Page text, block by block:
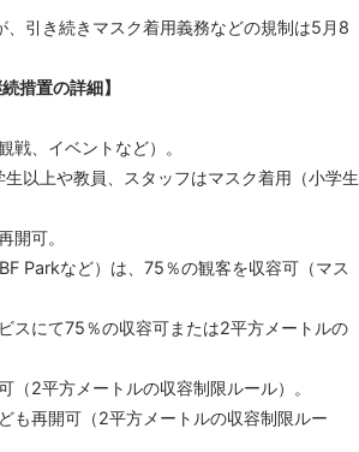
引き続きマスク着用義務などの規制は5月8
措置の詳細】
戦、イベントなど）。
以上や教員、スタッフはマスク着用（小学生
開可。
Parkなど）は、75％の観客を収容可（マス
スにて75％の収容可または2平方メートルの
（2平方メートルの収容制限ルール）。
も再開可（2平方メートルの収容制限ルー